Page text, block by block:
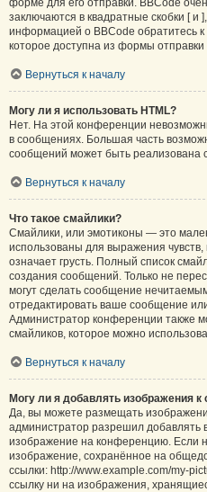
форме для его отправки. BBCode
заключаются в квадратные скобки [ и
информацией о BBCode обратитесь к
которое доступна из формы
Вернуться к началу
Могу ли я использовать HTML?
Нет. На этой конференции
в сообщениях. Большая часть
сообщений может быть реализована
Вернуться к началу
Что такое смайлики?
Смайлики, или эмотиконы — это
использованы для выражения
означает грусть. Полный список
создания сообщений. Только не
могут сделать сообщение
отредактировать ваше сообщение
Администратор конференции также
смайликов, которое можно
Вернуться к началу
Могу ли я добавлять изображения
Да, вы можете размещать
администратор разрешил добавлять
изображение на конференцию. Если
изображение, сохранённое на
ссылки: http://www.example.com/my-
ссылку ни на изображения,